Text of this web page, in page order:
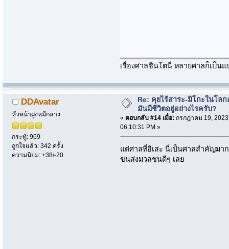
เรื่องศาลชินโตนี่ หลายศาลก็เป็น
DDAvatar
หัวหน้าฝูงหมีกลาง
กระทู้: 969
ถูกใจแล้ว: 342 ครั้ง
ความนิยม: +38/-20
Re: คุยไร้สาระ-มิโกะในโลก
มันมีชีวิตอยู่อย่างไรครับ?
« ตอบกลับ #14 เมื่อ: กรกฎาคม 19,
06:10:31 PM »
แต่ศาลที่อิเสะ นี่เป็นศาลสำคัญมา
ขนส่งมวลชนดีๆ เลย